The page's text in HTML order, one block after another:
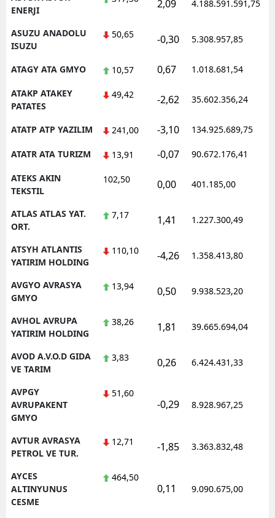
ENERJI
2,09 4.188.591.591,75
ASUZU ANADOLU
ISUZU
50,65 -0,30 5.308.957,85
ATAGY ATA GMYO 10,57 0,67 1.018.681,54
ATAKP ATAKEY
PATATES
49,42 -2,62 35.602.356,24
ATATP ATP YAZILIM 241,00 -3,10 134.925.689,75
ATATR ATA TURIZM 13,91 -0,07 90.672.176,41
ATEKS AKIN
TEKSTIL
102,50 0,00 401.185,00
ATLAS ATLAS YAT.
ORT.
7,17 1,41 1.227.300,49
ATSYH ATLANTIS
YATIRIM HOLDING
110,10 -4,26 1.358.413,80
AVGYO AVRASYA
GMYO
13,94 0,50 9.938.523,20
AVHOL AVRUPA
YATIRIM HOLDING
38,26 1,81 39.665.694,04
AVOD A.V.O.D GIDA
VE TARIM
3,83 0,26 6.424.431,33
AVPGY
AVRUPAKENT
GMYO
51,60
-0,29 8.928.967,25
AVTUR AVRASYA
PETROL VE TUR.
12,71 -1,85 3.363.832,48
AYCES
ALTINYUNUS
CESME
464,50
0,11 9.090.675,00